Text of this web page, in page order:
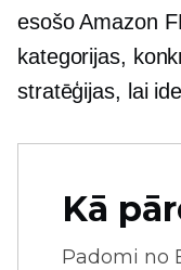
esošo Amazon
kategorijas,
stratēģijas, lai
Kā
Padomi no